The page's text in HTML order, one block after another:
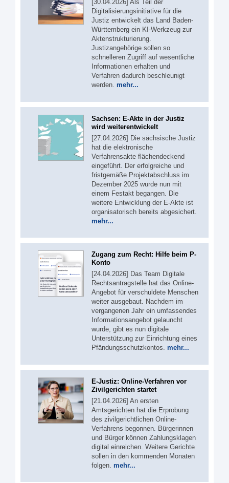
[30.04.2026] Als Teil der
Digitalisierungsinitiative für die
Justiz entwickelt das Land Baden-
Württemberg ein KI-Werkzeug zur
Aktenstrukturierung.
Justizangehörige sollen so
schnelleren Zugriff auf wesentliche
Informationen erhalten und
Verfahren dadurch beschleunigt
werden. mehr...
Sachsen: E-Akte in der Justiz
wird weiterentwickelt
[27.04.2026] Die sächsische Justiz
hat die elektronische
Verfahrensakte flächendeckend
eingeführt. Der erfolgreiche und
fristgemäße Projektabschluss im
Dezember 2025 wurde nun mit
einem Festakt begangen. Die
weitere Entwicklung der E-Akte ist
organisatorisch bereits abgesichert.
mehr...
Zugang zum Recht: Hilfe beim P-
Konto
[24.04.2026] Das Team Digitale
Rechtsantragstelle hat das Online-
Angebot für verschuldete Menschen
weiter ausgebaut. Nachdem im
vergangenen Jahr ein umfassendes
Informationsangebot gelauncht
wurde, gibt es nun digitale
Unterstützung zur Einrichtung eines
Pfändungsschutzkontos. mehr...
E-Justiz: Online-Verfahren vor
Zivilgerichten startet
[21.04.2026] An ersten
Amtsgerichten hat die Erprobung
des zivilgerichtlichen Online-
Verfahrens begonnen. Bürgerinnen
und Bürger können Zahlungsklagen
digital einreichen. Weitere Gerichte
sollen in den kommenden Monaten
folgen. mehr...